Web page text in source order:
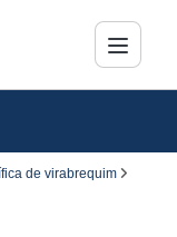
de virabrequim